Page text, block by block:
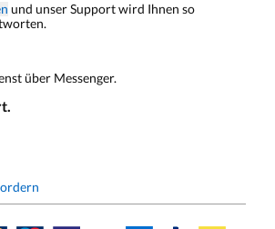
und unser Support wird Ihnen so
über Messenger.